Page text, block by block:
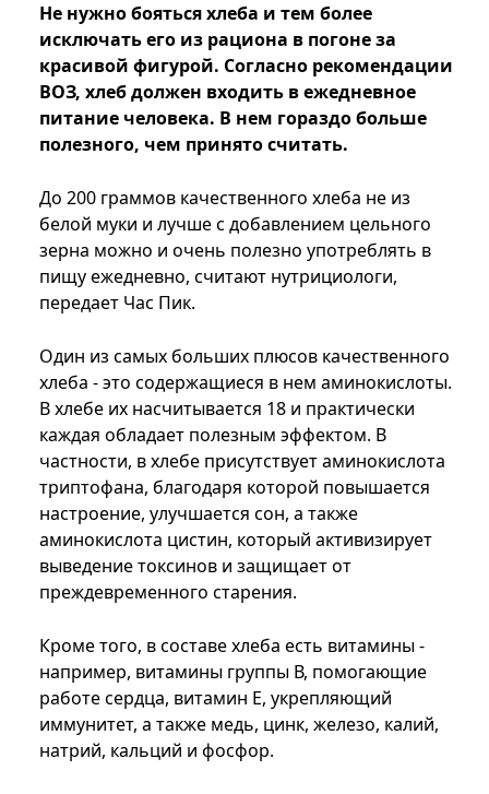
Не нужно бояться хлеба и тем более
исключать его из рациона в погоне за
красивой фигурой. Согласно рекомендации
ВОЗ, хлеб должен входить в ежедневное
питание человека. В нем гораздо больше
полезного, чем принято считать.
До 200 граммов качественного хлеба не из
белой муки и лучше с добавлением цельного
зерна можно и очень полезно употреблять в
пищу ежедневно, считают нутрициологи,
передает Час Пик.
Один из самых больших плюсов качественного
хлеба - это содержащиеся в нем аминокислоты.
В хлебе их насчитывается 18 и практически
каждая обладает полезным эффектом. В
частности, в хлебе присутствует аминокислота
триптофана, благодаря которой повышается
настроение, улучшается сон, а также
аминокислота цистин, который активизирует
выведение токсинов и защищает от
преждевременного старения.
Кроме того, в составе хлеба есть витамины -
например, витамины группы В, помогающие
работе сердца, витамин Е, укрепляющий
иммунитет, а также медь, цинк, железо, калий,
натрий, кальций и фосфор.